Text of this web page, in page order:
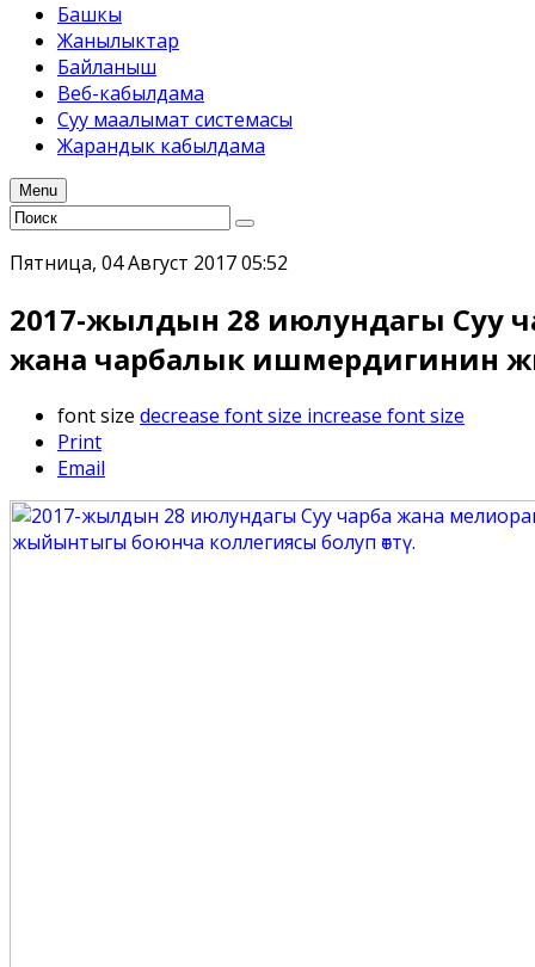
Башкы
Жанылыктар
Байланыш
Веб-кабылдама
Суу маалымат системасы
Жарандык кабылдама
Menu
Пятница, 04 Август 2017 05:52
2017-жылдын 28 июлундагы Суу
жана чарбалык ишмердигинин
font size decrease font size increase font size
Print
Email